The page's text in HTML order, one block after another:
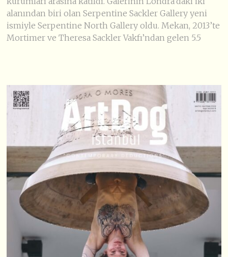
alanından biri olan Serpentine Sackler Gallery yeni
ismiyle Serpentine North Gallery oldu. Mekan, 2013’te
Mortimer ve Theresa Sackler Vakfı’ndan gelen 5.5